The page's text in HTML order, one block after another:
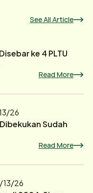
See All Article
ke 4 PLTU
Read More
26
Sudah
Read More
26